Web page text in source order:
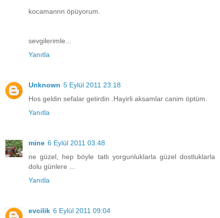
kocamannn öpüyorum.
sevgilerimle...
Yanıtla
Unknown 5 Eylül 2011 23:18
Hos geldin sefalar getirdin .Hayirli aksamlar canim öptüm.
Yanıtla
mine 6 Eylül 2011 03:48
ne güzel, hep böyle tatlı yorgunluklarla güzel dostluklarla
dolu günlere ...
Yanıtla
evcilik 6 Eylül 2011 09:04